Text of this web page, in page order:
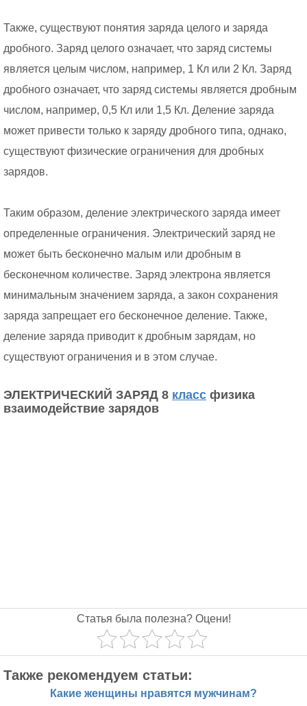
Также, существуют понятия заряда целого и заряда
дробного. Заряд целого означает, что заряд системы
является целым числом, например, 1 Кл или 2 Кл. Заряд
дробного означает, что заряд системы является дробным
числом, например, 0,5 Кл или 1,5 Кл. Деление заряда
может привести только к заряду дробного типа, однако,
существуют физические ограничения для дробных
зарядов.
Таким образом, деление электрического заряда имеет
определенные ограничения. Электрический заряд не
может быть бесконечно малым или дробным в
бесконечном количестве. Заряд электрона является
минимальным значением заряда, а закон сохранения
заряда запрещает его бесконечное деление. Также,
деление заряда приводит к дробным зарядам, но
существуют ограничения и в этом случае.
ЭЛЕКТРИЧЕСКИЙ ЗАРЯД 8 класс физика
взаимодействие зарядов
Статья была полезна? Оцени!
Также рекомендуем статьи:
Какие женщины нравятся мужчинам?